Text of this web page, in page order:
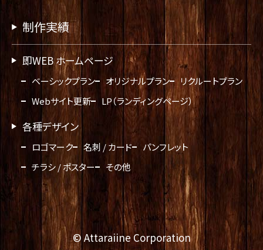
制作実績
即WEB ホームページ
ベーシックプラン オリジナルプラン
リクルートプラン
Webサイト更新
LP（ランディングページ）
各種デザイン
ロゴマーク 名刺 / カード
パンフレット
チラシ / ポスター
その他
© Attaraiine Corporation